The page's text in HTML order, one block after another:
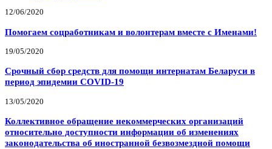
12/06/2020
Помогаем соцработникам и волонтерам вместе с Именами!
19/05/2020
Срочный сбор средств для помощи интернатам Беларуси в
период эпидемии COVID-19
13/05/2020
Коллективное обращение некоммерческих организаций
относительно доступности информации об изменениях
законодательства об иностранной безвозмездной помощи